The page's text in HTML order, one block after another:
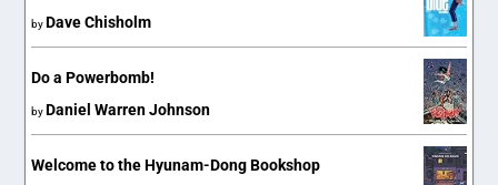
by Dave Chisholm
Do a Powerbomb!
by Daniel Warren Johnson
Welcome to the Hyunam-Dong Bookshop